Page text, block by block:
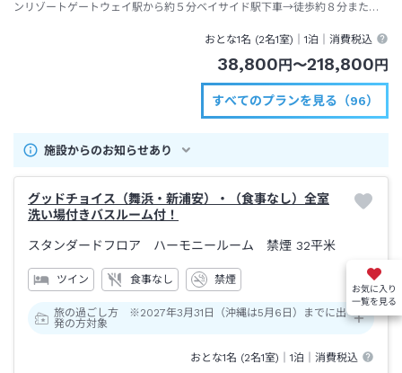
ンリゾートゲートウェイ駅から約５分ベイサイド駅下車→徒歩約８分または
おとな1名 (2名1室)｜1泊 ｜消費税込
38,800円〜218,800円
すべてのプランを見る（96）
施設からのお知らせあり
グッドチョイス（舞浜・新浦安）・（食事なし）全室
洗い場付きバスルーム付！
スタンダードフロア ハーモニールーム 禁煙 32平米
ツイン 食事なし 禁煙
旅の過ごし方 ※2027年3月31日（沖縄は5月6日）までに出
発の方対象
おとな1名 (2名1室)｜1泊 ｜消費税込
お気に入り
一覧を見る